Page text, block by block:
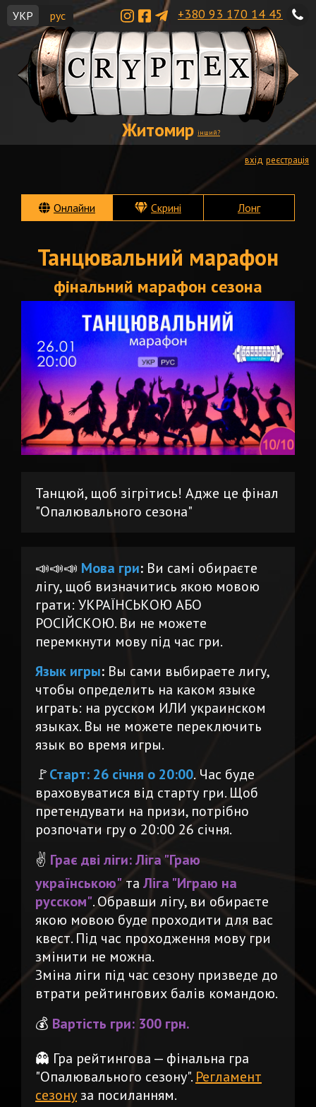
+380 93 170 14 45
Житомир інший?
вхід реєстрація
УКР рус
Онлайни Скрині Лонг
Танцювальний марафон
фінальний марафон сезона
Танцюй, щоб зігрітись! Адже це фінал
"Опалювального сезона"
📣📣📣 Мова гри: Ви самі обираєте
лігу, щоб визначитись якою мовою
грати: УКРАЇНСЬКОЮ АБО
РОСІЙСКОЮ. Ви не можете
перемкнути мову під час гри.
Язык игры: Вы сами выбираете лигу,
чтобы определить на каком языке
играть: на русском ИЛИ украинском
языках. Вы не можете переключить
язык во время игры.
🚩Старт: 26 січня о 20:00. Час буде
враховуватися від старту гри. Щоб
претендувати на призи, потрібно
розпочати гру о 20:00 26 січня.
✌️ Грає дві ліги:Ліга "Граю
українською" та Ліга "Играю на
русском". Обравши лігу, ви обираєте
якою мовою буде проходити для вас
квест. Під час проходження мову гри
змінити не можна.
Зміна ліги під час сезону призведе до
втрати рейтингових балів командою.
💰 Вартість гри: 300 грн.
👻 Гра рейтингова — фінальна гра
"Опалювального сезону". Регламент
сезону за посиланням.